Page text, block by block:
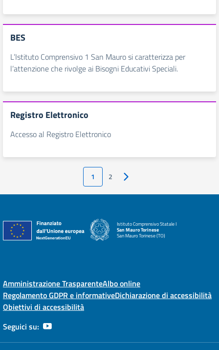
BES
L’Istituto Comprensivo 1 San Mauro si caratterizza per
l’attenzione che rivolge ai Bisogni Educativi Speciali.
Registro Elettronico
Accesso al Registro Elettronico
1 2 Pagina successiva
Istituto Comprensivo Statale I
San Mauro Torinese
San Mauro Torinese (TO)
Amministrazione TrasparenteAlbo online
Regolamento GDPR e informativeDichiarazione di accessibilità
Obiettivi di accessibilità
Seguici su: